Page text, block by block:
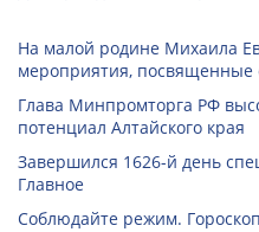
На малой родине Михаила
мероприятия, посвященные
Глава Минпромторга РФ
потенциал Алтайского края
Завершился 1626-й день
Главное
Соблюдайте режим.